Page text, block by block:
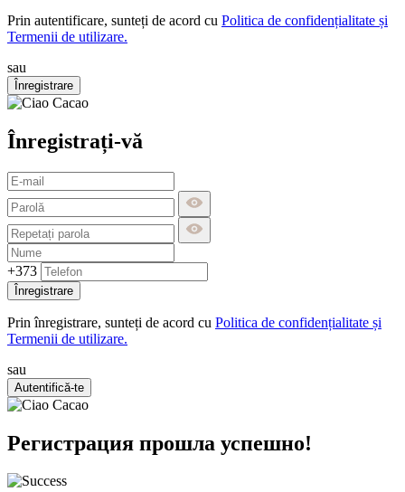
Prin autentificare, sunteți de acord cu Politica de confidențialitate și
Termenii de utilizare.
sau
Înregistrare
Înregistrați-vă
+373
Înregistrare
Prin înregistrare, sunteți de acord cu Politica de confidențialitate și
Termenii de utilizare.
sau
Autentifică-te
Регистрация прошла успешно!